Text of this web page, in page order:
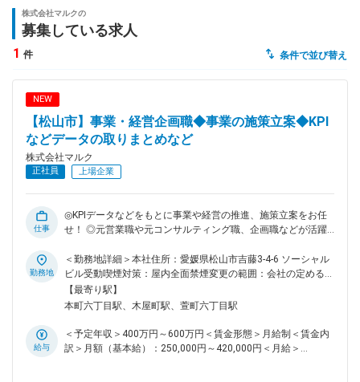
専門サイト
自動案内は24時間365日対応
転職の「モヤモヤ」、一人で悩まず
気軽に相談してみませんか？
dodaの使い方は？
今の仕事を続けるべき？
ヘルプ サイトマップ
株式会社マルクの
募集している求人
1 件 条件で並び替え
NEW
【松山市】事業・経営企画職◆事業の施策立案◆KPI
などデータの取りまとめなど
株式会社マルク
正社員 上場企業
仕事
◎KPIデータなどをもとに事業や経営の推進、施策立案をお任
せ！ ◎元営業職や元コンサルティング職、企画職などが活躍
権も高く自分で創意工夫ができるポジション！ ■この求人・ポ
ジションについて ・「最初はだれでもできない」を前提に
「できるところから始める」ことを意識することが重要です。
・この求人は職務内容が幅広く、事業企画・PMO（プロジェ
いと苦労することも多いですが「データ取りまとめ」など簡易
的なところから始めていきますので、ぜひ挑戦してみてくださ
勤務地
＜勤務地詳細＞本社住所：愛媛県松山市吉藤3-4-6 ソーシャル
ビル受動喫煙対策：屋内全面禁煙変更の範囲：会社の定める事
業所
【最寄り駅】
本町六丁目駅、木屋町駅、萱町六丁目駅
給与
＜予定年収＞400万円～600万円＜賃金形態＞月給制＜賃金内
訳＞月額（基本給）：250,000円～420,000円＜月給＞